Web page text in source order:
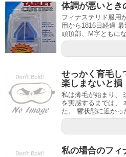
体調が悪いとき
フィナステリド服用
用から1816日経過 最
頭頂部、M字ともに
せっかく育毛し
楽しまないと損
私は薄毛が始まり、
を実感するまでは、
た。 鬱状態に近か
私の場合のフィ